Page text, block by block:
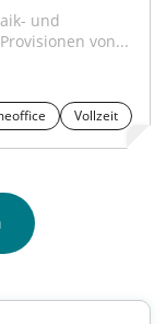
und
von...
Vollzeit